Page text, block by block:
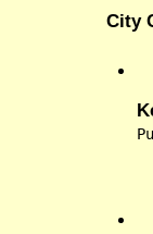
City